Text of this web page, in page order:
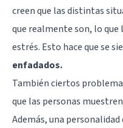
creen que las distintas
que realmente son, lo que
estrés. Esto hace que se
enfadados.
También ciertos
que las personas
Además, una